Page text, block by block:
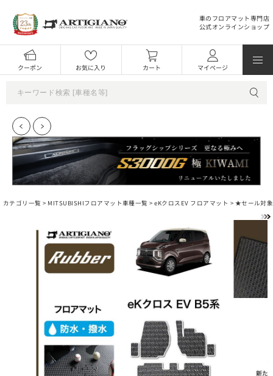
車のフロアマット専門店
公式オンラインショップ
クーポン お気に入り カート マイページ
カテゴリ一覧 > MITSUBISHIフロアマット車種一覧 >eKクロスEV フロアマット > ★セール対